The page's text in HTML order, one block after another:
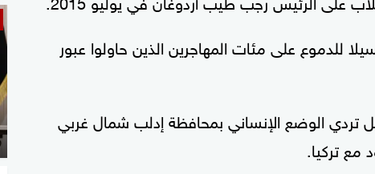
للدموع على مئات المهاجرين الذين حاولوا عبور
تردي الوضع الإنساني بمحافظة إدلب شمال غربي
تركيا.